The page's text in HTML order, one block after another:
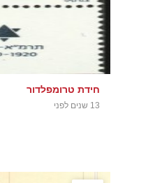
חידת טרומפלדור
13 שנים לפני